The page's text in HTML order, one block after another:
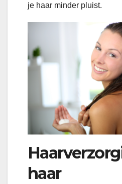
je haar minder pluist.
haar